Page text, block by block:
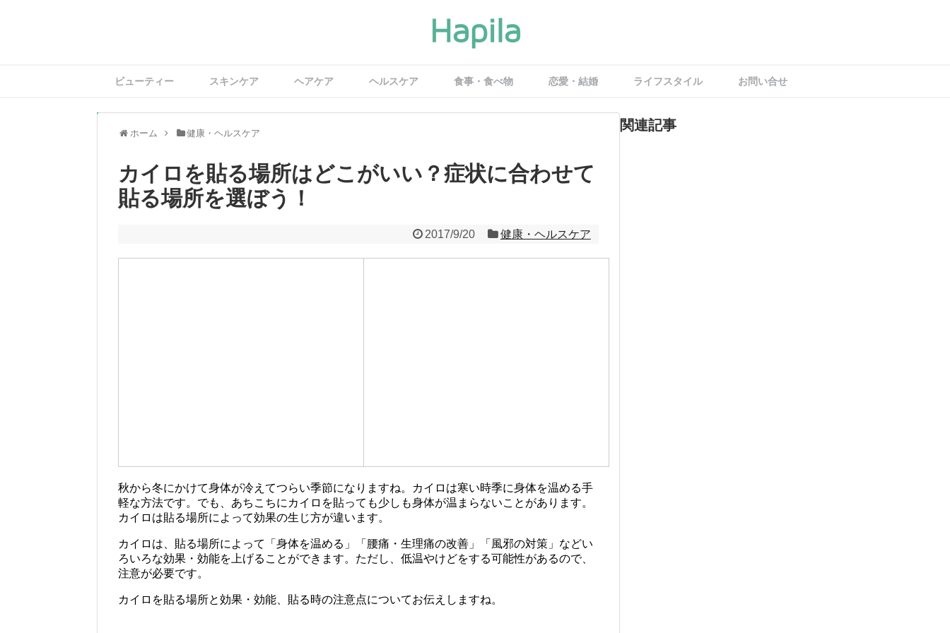
ビューティー スキンケア ヘアケア ヘルスケア 食事・食べ物 恋愛・結婚 ライフスタイル お問い合せ
ホーム 健康・ヘルスケア
カイロを貼る場所はどこがいい？症状に合わせて
貼る場所を選ぼう！
2017/9/20 健康・ヘルスケア
秋から冬にかけて身体が冷えてつらい季節になりますね。カイロは寒い時季に身体を温める手
軽な方法です。でも、あちこちにカイロを貼っても少しも身体が温まらないことがあります。
カイロは貼る場所によって効果の生じ方が違います。
カイロは、貼る場所によって「身体を温める」「腰痛・生理痛の改善」「風邪の対策」などい
ろいろな効果・効能を上げることができます。ただし、低温やけどをする可能性があるので、
注意が必要です。
カイロを貼る場所と効果・効能、貼る時の注意点についてお伝えしますね。
関連記事